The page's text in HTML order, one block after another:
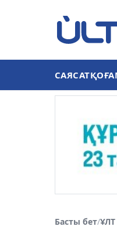
САЯСАТ
Басты бет/